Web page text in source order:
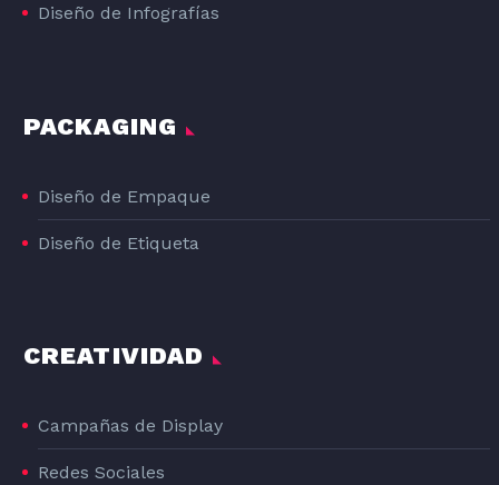
Diseño de Infografías
PACKAGING
Diseño de Empaque
Diseño de Etiqueta
CREATIVIDAD
Campañas de Display
Redes Sociales